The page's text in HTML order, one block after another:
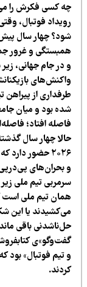
کسی فکرش را می‌کرد
فوتبال، وقتی
چهار سال پیش تیم
و غرور جمعی،
در جام جهانی، زیر
بازیکنانش،
از پیراهن تیم
بود و میان جامعه و
افتاد؛ فاصله‌ای
چهار سال گذشته
۲۰۲۶ حضور دارد که
بحران‌های پی‌درپی را
تیم ملی زیر
تیم ملی است که
یا این شکاف
کتابفروشی
تیم فوتبال» بود که